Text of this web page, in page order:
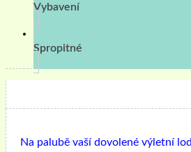
Vybavení
Spropitné
Na palubě vaší dovolené výletní